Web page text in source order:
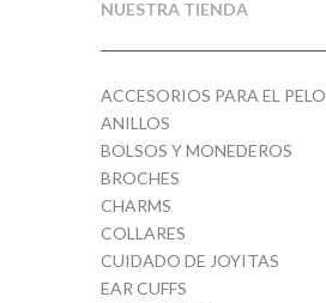
NUESTRA TIENDA
ACCESORIOS PARA EL PELO
ANILLOS
BOLSOS Y MONEDEROS
BROCHES
CHARMS
COLLARES
CUIDADO DE JOYITAS
EAR CUFFS